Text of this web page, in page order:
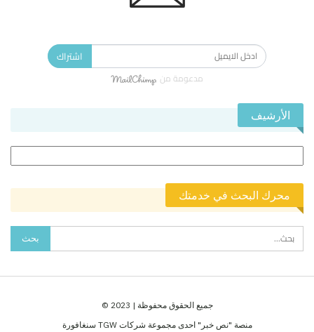
اشتراك
مدعومة من
الأرشيف
محرك البحث في خدمتك
جميع الحقوق محفوظة | 2023 ©
منصة "نص خبر" احدى مجموعة شركات TGW سنغافورة